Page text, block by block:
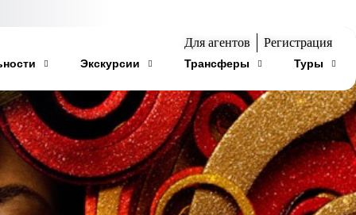
Для агентов Регистрация
Экскурсии Трансферы Туры